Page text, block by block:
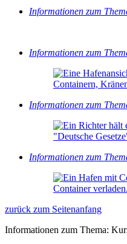
Informationen zum
Informationen zum
Informationen zum
Informationen zum
zurück zum Seitenanfang
Informationen zum Thema: